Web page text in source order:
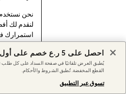
نحن
لنقدم لك
استمرارك
الارتباط.
اكتشف
تعريف
Women's Holiday Shop
Women's Travel Styles
Linen Collection
Tops & T-Shirts
Cover Ups & Kaftans
Sandals
Swimwear
احصل على 5 ر.ع خصم على أول طلب عبر التطبيق
القطع المخفضة. تُطبق الشروط والأحكام.
تسوق عبر التطبيق